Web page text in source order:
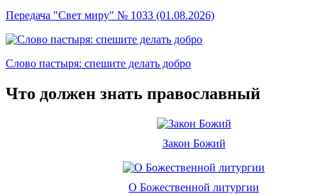
Передача "Свет миру" № 1033 (01.08.2026)
Слово пастыря: спешите делать добро
Что должен знать православный
Закон Божий
О Божественной литургии